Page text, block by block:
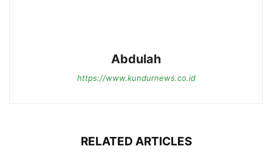
Abdulah
https://www.kundurnews.co.id
RELATED ARTICLES